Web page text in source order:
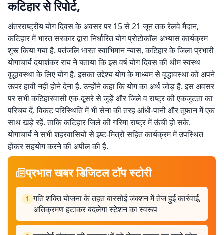
कटिहार से रिपोर्ट,
अंतरराष्ट्रीय योग दिवस के अवसर पर 15 से 21 जून तक रेलवे मैदान,
कटिहार में भारत सरकार द्वारा निर्धारित योग प्रोटोकॉल अभ्यास कार्यक्रम
शुरू किया गया है. पतंजलि भारत स्वाभिमान न्यास, कटिहार के जिला प्रभारी
योगाचार्य दयाशंकर राय ने बताया कि इस वर्ष योग दिवस की थीम स्वस्थ
वृद्धावस्था के लिए योग है. इसका उद्देश्य योग के माध्यम से वृद्धावस्था को अपने
ऊपर हावी नहीं होने देना है. उन्होंने कहा कि योग का अर्थ जोड़ है. इस अवसर
पर सभी कटिहारवासी एक-दूसरे से जुड़ें और जिले व राष्ट्र की एकजुटता का
परिचय दें. विकट परिस्थिति में भी सेना की तरह आंधी-पानी और तूफान में एक
साथ खड़े रहें. ताकि कटिहार जिले की गरिमा राष्ट्र में ऊंची हो सके.
योगाचार्य ने सभी शहरवासियों से इष्ट-मित्रों सहित कार्यक्रम में उपस्थित
होकर सहयोग करने की अपील की है.
प्रभात खबर डिजिटल टॉप स्टोरी
1 गति शक्ति योजना के तहत बारसोई जंक्शन में तेज हुई कार्रवाई,
अतिक्रमण हटाकर बदलेगा स्टेशन का स्वरूप